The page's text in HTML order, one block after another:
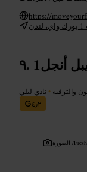
https://
أنجل
والترفيه • نادي ليلي
٤٫٢
الصورة /